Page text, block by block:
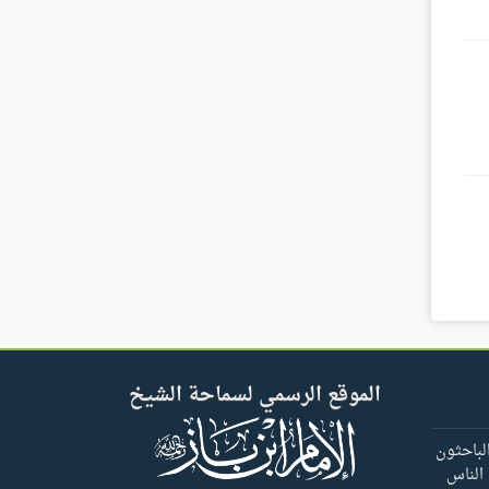
الموقع الرسمي لسماحة الشيخ